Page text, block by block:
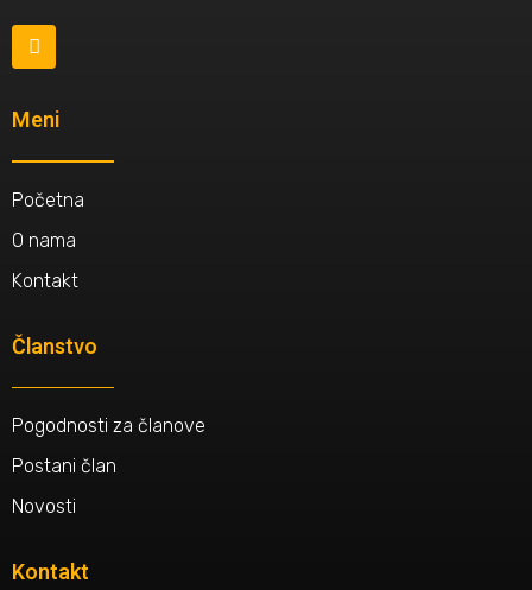
Meni
Početna
O nama
Kontakt
Članstvo
Pogodnosti za članove
Postani član
Novosti
Kontakt